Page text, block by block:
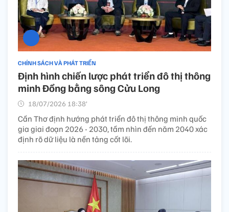
CHÍNH SÁCH VÀ PHÁT TRIỂN
Định hình chiến lược phát triển đô thị thông
minh Đồng bằng sông Cửu Long
18/07/2026 18:38’
Cần Thơ định hướng phát triển đô thị thông minh quốc
gia giai đoạn 2026 - 2030, tầm nhìn đến năm 2040 xác
định rõ dữ liệu là nền tảng cốt lõi.